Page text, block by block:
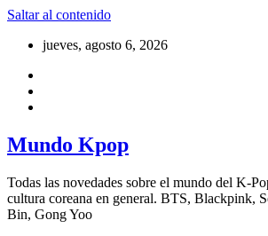
Saltar al contenido
jueves, agosto 6, 2026
Mundo Kpop
Todas las novedades sobre el mundo del K-
cultura coreana en general. BTS, Blackpink,
Bin, Gong Yoo